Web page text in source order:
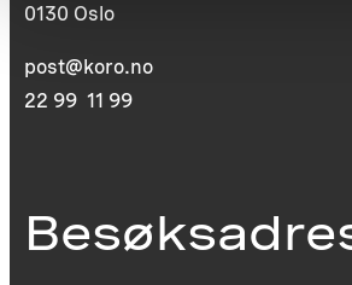
0130 Oslo
post@koro.no
22 99 11 99